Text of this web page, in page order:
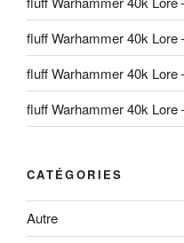
fluff Warhammer 40k Lore
fluff Warhammer 40k Lore
fluff Warhammer 40k Lore
CATÉGORIES
Autre